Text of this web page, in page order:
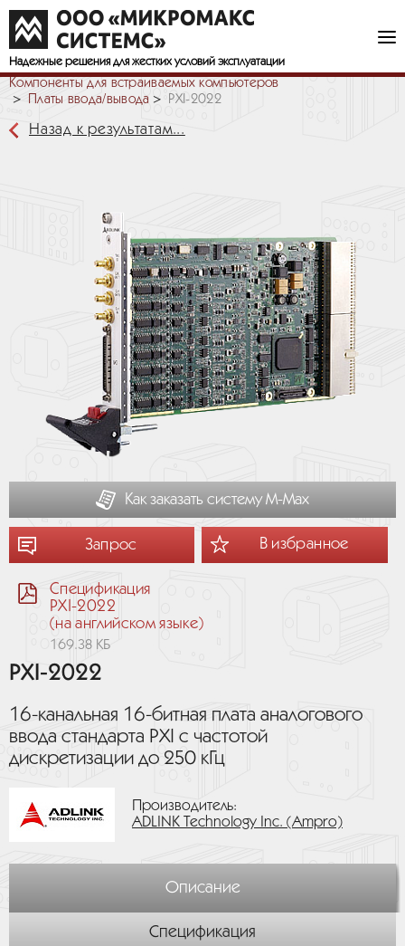
Надежные решения для жестких условий эксплуатации
Компоненты для встраиваемых компьютеров
Платы ввода/вывода
PXI-2022
Назад к результатам...
Как заказать систему М-Мах
Запрос В избранное
Спецификация
PXI-2022
(на английском языке)
169.38 КБ
PXI-2022
16-канальная 16-битная плата аналогового
ввода стандарта PXI с частотой
дискретизации до 250 кГц
Производитель:
ADLINK Technology Inc. (Ampro)
Описание
Спецификация